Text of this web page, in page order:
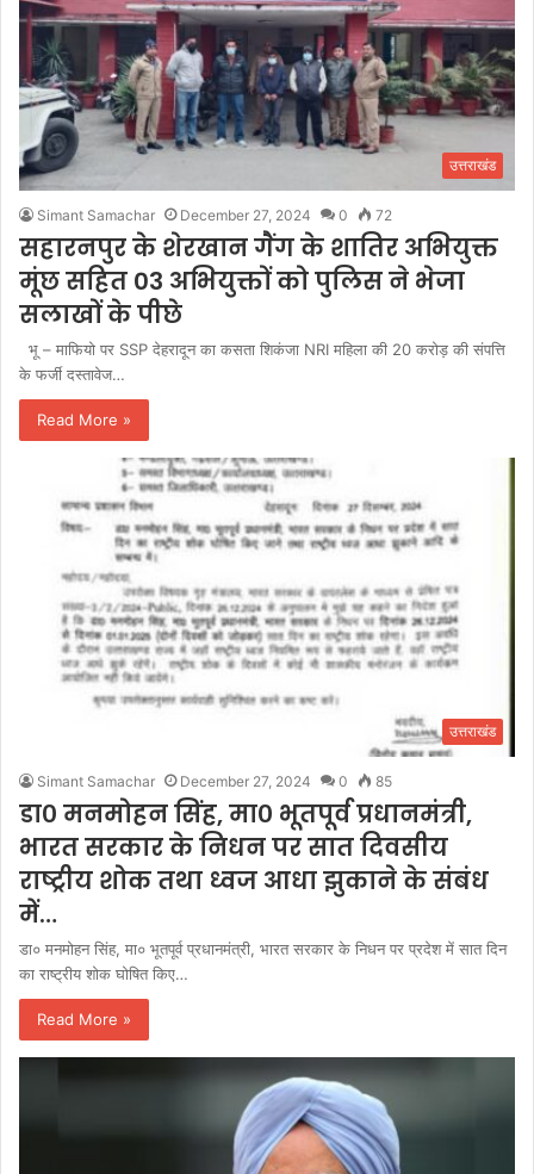
उत्तराखंड
Simant Samachar December 27, 2024 0 72
सहारनपुर के शेरखान गैंग के शातिर अभियुक्त
मूंछ सहित 03 अभियुक्तों को पुलिस ने भेजा
सलाखों के पीछे
भू – माफियो पर SSP देहरादून का कसता शिकंजा NRI महिला की 20 करोड़ की संपत्ति
के फर्जी दस्तावेज…
Read More »
उत्तराखंड
Simant Samachar December 27, 2024 0 85
डा० मनमोहन सिंह, मा० भूतपूर्व प्रधानमंत्री,
भारत सरकार के निधन पर सात दिवसीय
राष्ट्रीय शोक तथा ध्वज आधा झुकाने के संबंध
में…
डा० मनमोहन सिंह, मा० भूतपूर्व प्रधानमंत्री, भारत सरकार के निधन पर प्रदेश में सात दिन
का राष्ट्रीय शोक घोषित किए…
Read More »